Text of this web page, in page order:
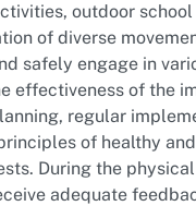
outdoor
of diverse
safely engage in
effectiveness of the
regular
of healthy
During the
adequate